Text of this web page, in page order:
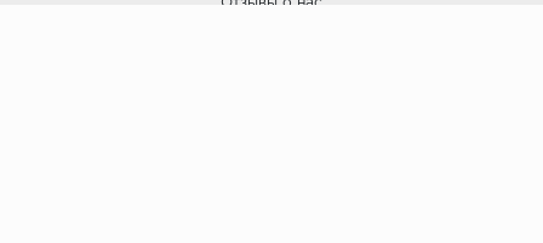
Отзывы о нас